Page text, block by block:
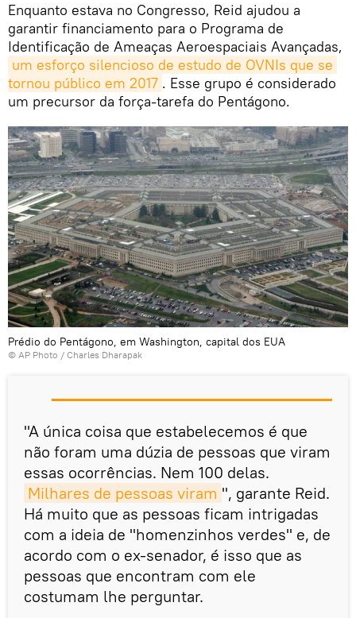
Enquanto estava no Congresso, Reid ajudou a
garantir financiamento para o Programa de
Identificação de Ameaças Aeroespaciais Avançadas,
um esforço silencioso de estudo de OVNIs que se
tornou público em 2017 . Esse grupo é considerado
um precursor da força-tarefa do Pentágono.
Prédio do Pentágono, em Washington, capital dos EUA
© AP Photo / Charles Dharapak
"A única coisa que estabelecemos é que
não foram uma dúzia de pessoas que viram
essas ocorrências. Nem 100 delas.
Milhares de pessoas viram ", garante Reid.
Há muito que as pessoas ficam intrigadas
com a ideia de "homenzinhos verdes" e, de
acordo com o ex-senador, é isso que as
pessoas que encontram com ele
costumam lhe perguntar.